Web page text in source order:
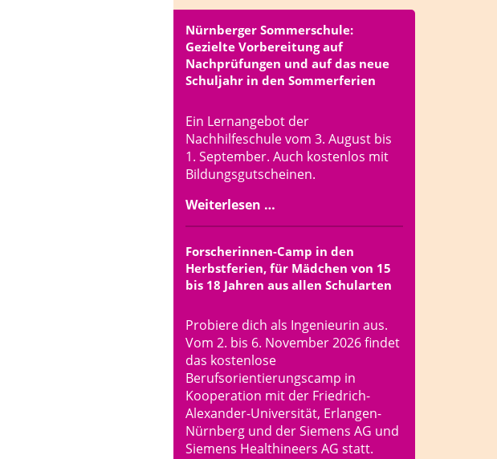
Nürnberger Sommerschule:
Gezielte Vorbereitung auf
Nachprüfungen und auf das neue
Schuljahr in den Sommerferien
Ein Lernangebot der
Nachhilfeschule vom 3. August bis
1. September. Auch kostenlos mit
Bildungsgutscheinen.
Weiterlesen …
Forscherinnen-Camp in den
Herbstferien, für Mädchen von 15
bis 18 Jahren aus allen Schularten
Probiere dich als Ingenieurin aus.
Vom 2. bis 6. November 2026 findet
das kostenlose
Berufsorientierungscamp in
Kooperation mit der Friedrich-
Alexander-Universität, Erlangen-
Nürnberg und der Siemens AG und
Siemens Healthineers AG statt.